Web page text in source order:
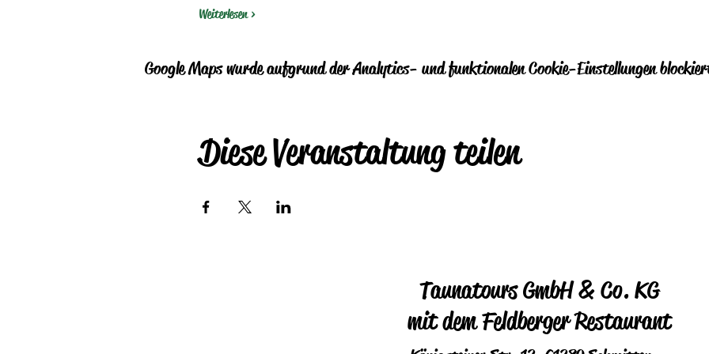
Weiterlesen >
Google Maps wurde aufgrund der Analytics- und funktionalen Cookie-Einstellungen
Diese Veranstaltung teilen
Taunatours GmbH & Co. KG
mit dem Feldberger Restaurant